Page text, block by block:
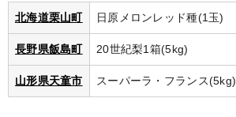
北海道栗山町 日原メロンレッド種(1玉)
長野県飯島町 20世紀梨1箱(5kg)
山形県天童市 スーパーラ・フランス(5kg)